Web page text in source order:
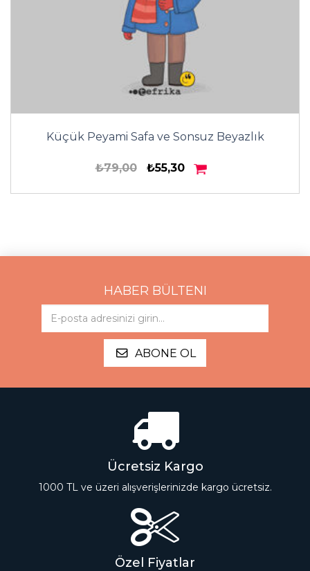
Küçük Peyami Safa ve Sonsuz Beyazlık
₺79,00 ₺55,30
HABER BÜLTENI
ABONE OL
Ücretsiz Kargo
1000 TL ve üzeri alışverişlerinizde kargo ücretsiz.
Özel Fiyatlar